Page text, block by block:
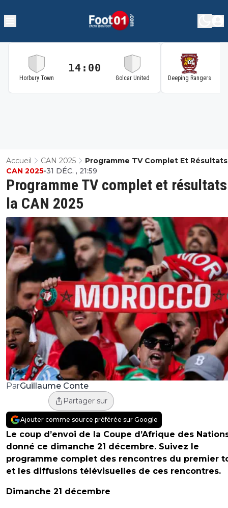
Horbury Town
14:00
Golcar United Deeping Rangers
Accueil CAN 2025
Programme TV Complet Et
La CAN 2025
Programme TV complet et
la CAN 2025
CAN 2025•31 DÉC. , 21:59
ParGuillaume Conte
Partager sur
Ajouter comme source préférée sur Google
Le coup d’envoi de la Coupe d’Afrique des
donné ce dimanche 21 décembre. Suivez le
programme complet des rencontres du premier
et les diffusions télévisuelles de ces rencontres.
Dimanche 21 décembre